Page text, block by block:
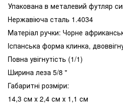
Упакована в металевий футляр
Нержавіюча сталь 1.4034
Матеріал ручки: Чорне
Іспанська форма клинка,
Повна увігнутість (1/1)
Ширина леза 5/8 "
Габаритні розміри:
14,3 см х 2,4 см х 1,1 см